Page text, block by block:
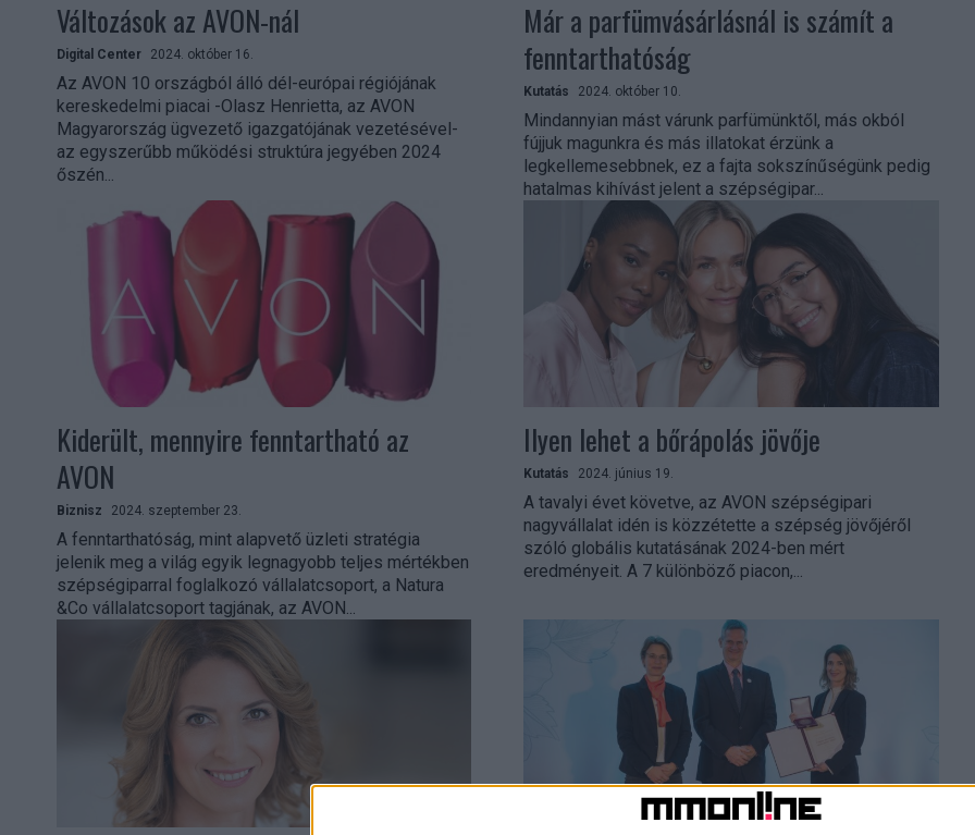
Változások az AVON-nál
Digital Center 2024. október 16.
Az AVON 10 országból álló dél-európai régiójának
kereskedelmi piacai -Olasz Henrietta, az AVON
Magyarország ügvezető igazgatójának vezetésével-
az egyszerűbb működési struktúra jegyében 2024
őszén...
Már a parfümvásárlásnál is számít a
fenntarthatóság
Kutatás 2024. október 10.
Mindannyian mást várunk parfümünktől, más okból
fújjuk magunkra és más illatokat érzünk a
legkellemesebbnek, ez a fajta sokszínűségünk pedig
hatalmas kihívást jelent a szépségipar...
Kiderült, mennyire fenntartható az
AVON
Biznisz 2024. szeptember 23.
A fenntarthatóság, mint alapvető üzleti stratégia
jelenik meg a világ egyik legnagyobb teljes mértékben
szépségiparral foglalkozó vállalatcsoport, a Natura
&Co vállalatcsoport tagjának, az AVON...
Ilyen lehet a bőrápolás jövője
Kutatás 2024. június 19.
A tavalyi évet követve, az AVON szépségipari
nagyvállalat idén is közzétette a szépség jövőjéről
szóló globális kutatásának 2024-ben mért
eredményeit. A 7 különböző piacon,...